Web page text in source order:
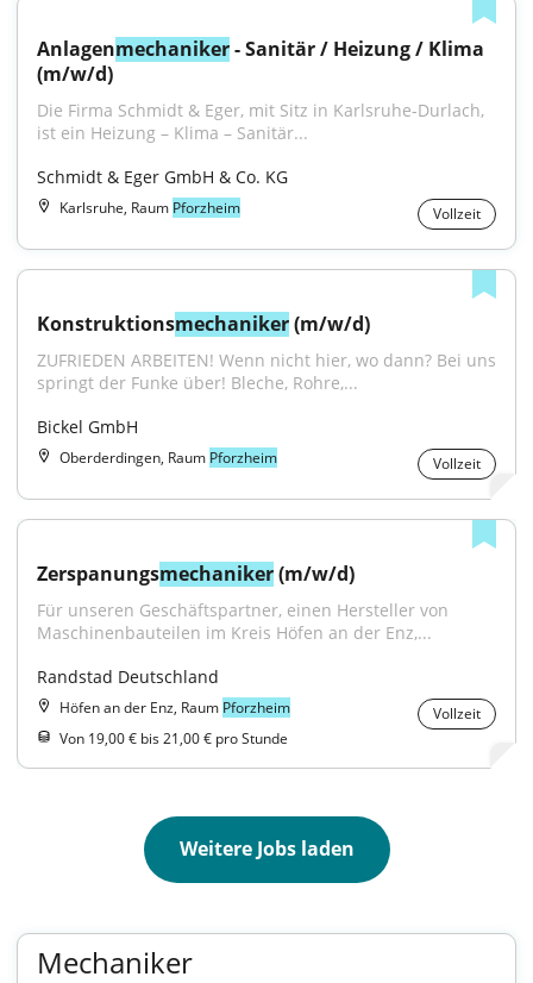
Anlagenmechaniker - Sanitär / Heizung / Klima
(m/w/d)
Die Firma Schmidt & Eger, mit Sitz in Karlsruhe-Durlach,
ist ein Heizung – Klima – Sanitär...
Schmidt & Eger GmbH & Co. KG
Karlsruhe, Raum Pforzheim Vollzeit
Konstruktionsmechaniker (m/w/d)
ZUFRIEDEN ARBEITEN! Wenn nicht hier, wo dann? Bei uns
springt der Funke über! Bleche, Rohre,...
Bickel GmbH
Oberderdingen, Raum Pforzheim Vollzeit
Zerspanungsmechaniker (m/w/d)
Für unseren Geschäftspartner, einen Hersteller von
Maschinenbauteilen im Kreis Höfen an der Enz,...
Randstad Deutschland
Höfen an der Enz, Raum Pforzheim
Vollzeit
Von 19,00 € bis 21,00 € pro Stunde
Weitere Jobs laden
Mechaniker